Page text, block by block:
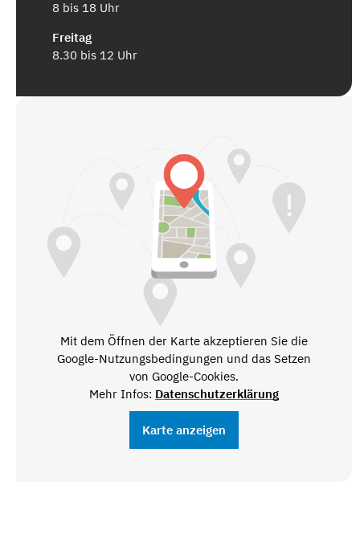
8 bis 18 Uhr
Freitag
8.30 bis 12 Uhr
Mit dem Öffnen der Karte akzeptieren Sie die
Google-Nutzungsbedingungen und das Setzen
von Google-Cookies.
Mehr Infos: Datenschutzerklärung
Karte anzeigen